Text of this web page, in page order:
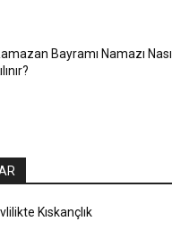
Bayramı Namazı Nasıl
Kıskançlık